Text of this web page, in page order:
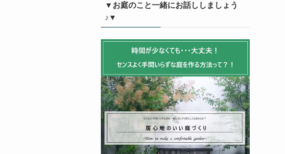
▼お庭のこと一緒にお話ししましょう
♪▼